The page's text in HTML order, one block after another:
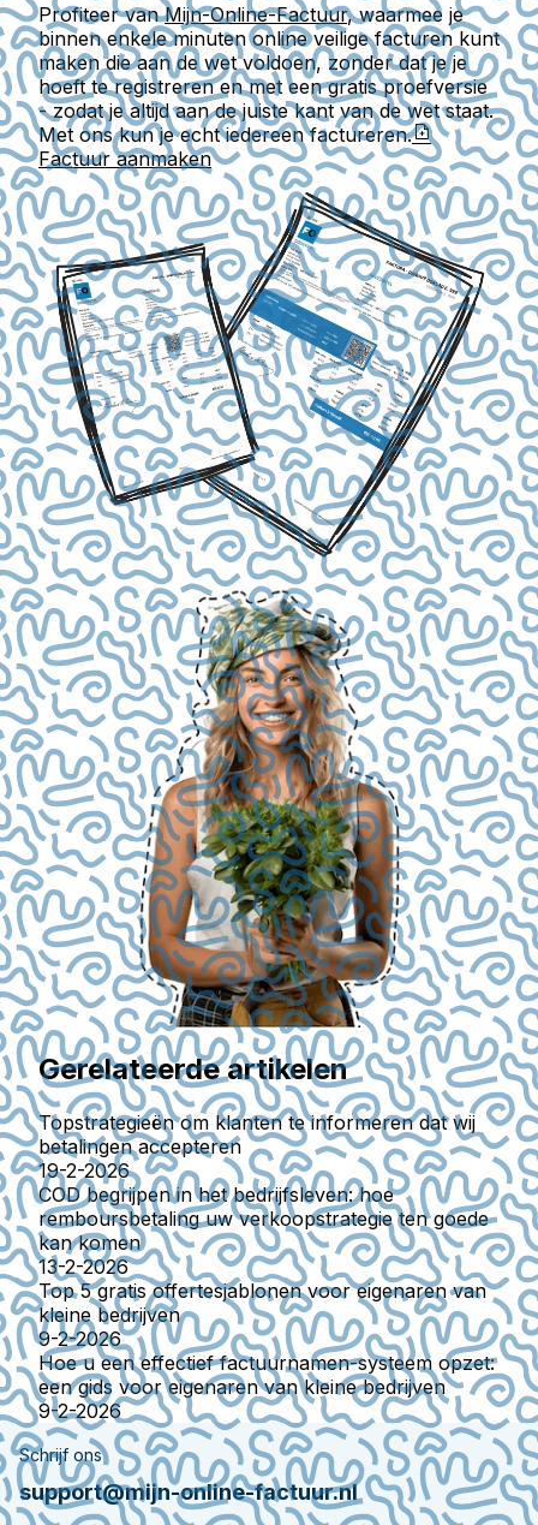
Profiteer vanMijn-Online-Factuur, waarmee je
binnen enkele minuten online veilige facturen kunt
maken die aan de wet voldoen, zonder dat je je
hoeft te registreren en met een gratis proefversie
- zodat je altijd aan de juiste kant van de wet staat.
Met ons kun je echt iedereen factureren.
Factuur aanmaken
Gerelateerde artikelen
Topstrategieën om klanten te informeren dat wij
betalingen accepteren
19-2-2026
COD begrijpen in het bedrijfsleven: hoe
remboursbetaling uw verkoopstrategie ten goede
kan komen
13-2-2026
Top 5 gratis offertesjablonen voor eigenaren van
kleine bedrijven
9-2-2026
Hoe u een effectief factuurnamen-systeem opzet:
een gids voor eigenaren van kleine bedrijven
9-2-2026
Schrijf ons
support@mijn-online-factuur.nl